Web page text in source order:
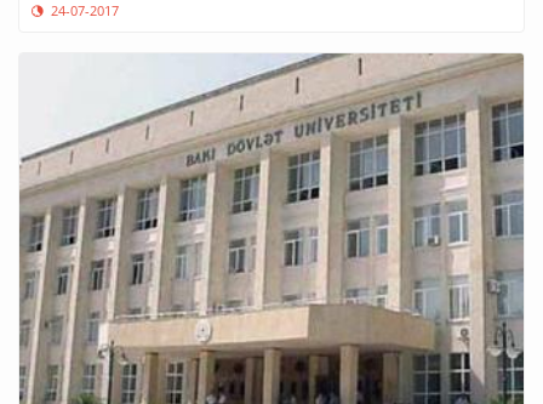
24-07-2017